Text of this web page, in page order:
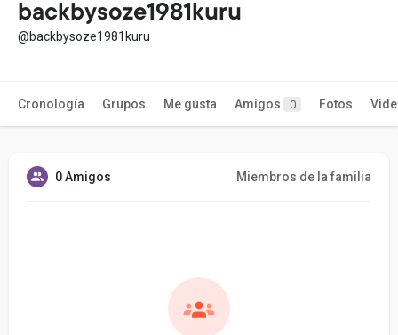
backbysoze1981kuru
@backbysoze1981kuru
Cronología Grupos Me gusta Amigos 0 Fotos
0 Amigos Miembros de la familia